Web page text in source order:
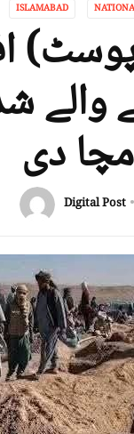
ISLAMABAD
مچا دی
Digital Post